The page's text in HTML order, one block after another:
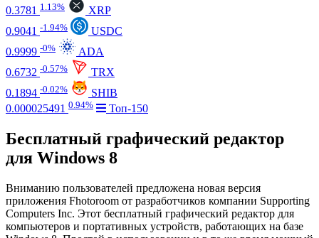
0.3781 1.13%
XRP
0.9041 -1.94%
USDC
0.9999 -0%
ADA
0.6732 -0.57%
TRX
0.1894 -0.02%
SHIB
0.000025491 0.94% Топ-150
Бесплатный графический редактор
для Windows 8
Вниманию пользователей предложена новая версия
приложения Fhotoroom от разработчиков компании Supporting
Computers Inc. Этот бесплатный графический редактор для
компьютеров и портативных устройств, работающих на базе